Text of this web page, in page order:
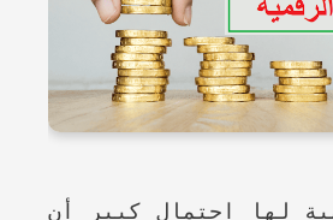
لها احتمال كبير أن